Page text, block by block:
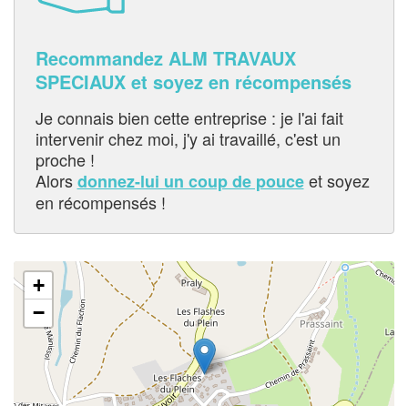
Recommandez ALM TRAVAUX
SPECIAUX et soyez en récompensés
Je connais bien cette entreprise : je l'ai fait
intervenir chez moi, j'y ai travaillé, c'est un
proche !
Alorsdonnez-lui un coup de pouceet soyez
en récompensés !
+
−